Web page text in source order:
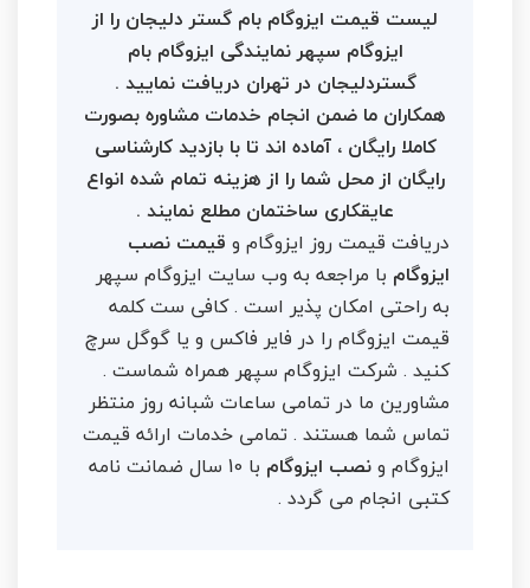
لیست قیمت ایزوگام بام گستر دلیجان را از
ایزوگام سپهر نمایندگی ایزوگام بام
گستردلیجان در تهران دریافت نمایید .
همکاران ما ضمن انجام خدمات مشاوره بصورت
کاملا رایگان ، آماده اند تا با بازدید کارشناسی
رایگان از محل شما را از هزینه تمام شده انواع
عایقکاری ساختمان مطلع نمایند .
دریافت قیمت روز ایزوگام و قیمت نصب
ایزوگام با مراجعه به وب سایت ایزوگام سپهر
به راحتی امکان پذیر است . کافی ست کلمه
قیمت ایزوگام را در فایر فاکس و یا گوگل سرچ
کنید . شرکت ایزوگام سپهر همراه شماست .
مشاورین ما در تمامی ساعات شبانه روز منتظر
تماس شما هستند . تمامی خدمات ارائه قیمت
ایزوگام ونصب ایزوگام
با 10 سال ضمانت نامه
کتبی انجام می گردد .